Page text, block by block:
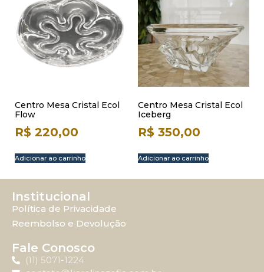
Centro Mesa Cristal Ecol
Flow
R$ 220,00
Adicionar ao carrinho
Centro Mesa Cristal Ecol
Iceberg
R$ 350,00
Adicionar ao carrinho
Institucional
Política de Privacidade
Reembolso e Devolução
Fale Conosco
(11) 5071-1224